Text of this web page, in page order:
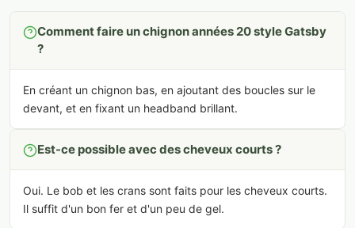
Comment faire un chignon années 20 style Gatsby
?
En créant un chignon bas, en ajoutant des boucles sur le
devant, et en fixant un headband brillant.
Est-ce possible avec des cheveux courts ?
Oui. Le bob et les crans sont faits pour les cheveux courts.
Il suffit d'un bon fer et d'un peu de gel.